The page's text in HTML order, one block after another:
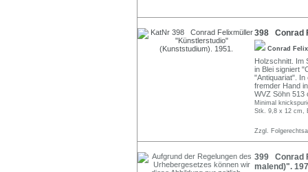
398 Conrad
Conrad
Holzschnitt. Im
in Blei signiert
"Antiquariat".
fremder Hand
WVZ Söhn 513
Minimal
Stk. 9,8 x 12 cm,
Zzgl.
399 Conrad
malend)".